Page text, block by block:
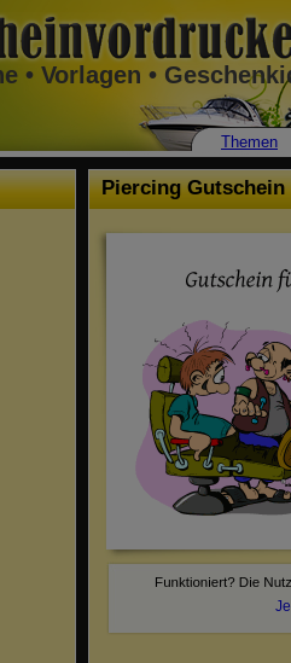
• Vorlagen •
Piercing Gutschein
Themen